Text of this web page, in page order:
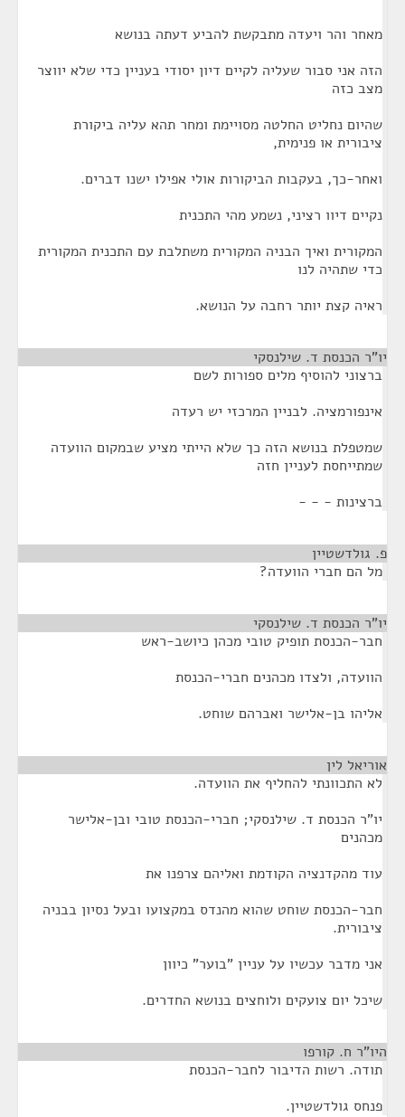
מאחר והר ויעדה מתבקשת להביע דעתה בנושא
הזה אני סבור שעליה לקיים דיון יסודי בעניין כדי שלא יווצר
מצב כזה
שהיום נחליט החלטה מסויימת ומחר תהא עליה ביקורת
ציבורית או פנימית,
ואחר-כך, בעקבות הביקורות אולי אפילו ישנו דברים.
נקיים דיוו רציני, נשמע מהי התכנית
המקורית ואיך הבניה המקורית משתלבת עם התכנית המקורית
כדי שתהיה לנו
ראיה קצת יותר רחבה על הנושא.
יו"ר הכנסת ד. שילנסקי
ברצוני להוסיף מלים ספורות לשם
אינפורמציה. לבניין המרכזי יש רעדה
שמטפלת בנושא הזה כך שלא הייתי מציע שבמקום הוועדה
שמתייחסת לעניין חזה
ברצינות - - -
פ. גולדשטיין
מל הם חברי הוועדה?
יו"ר הכנסת ד. שילנסקי
חבר-הכנסת תופיק טובי מכהן כיושב-ראש
הוועדה, ולצדו מכהנים חברי-הכנסת
אליהו בן-אלישר ואברהם שוחט.
אוריאל לין
לא התכוונתי להחליף את הוועדה.
יו"ר הכנסת ד. שילנסקי; חברי-הכנסת טובי ובן-אלישר
מכהנים
עוד מהקדנציה הקודמת ואליהם צרפנו את
חבר-הכנסת שוחט שהוא מהנדס במקצועו ובעל נסיון בבניה
ציבורית.
אני מדבר עכשיו על עניין "בוער" כיוון
שיכל יום צועקים ולוחצים בנושא החדרים.
היו"ר ח. קורפו
תודה. רשות הדיבור לחבר-הכנסת
פנחס גולדשטיין.